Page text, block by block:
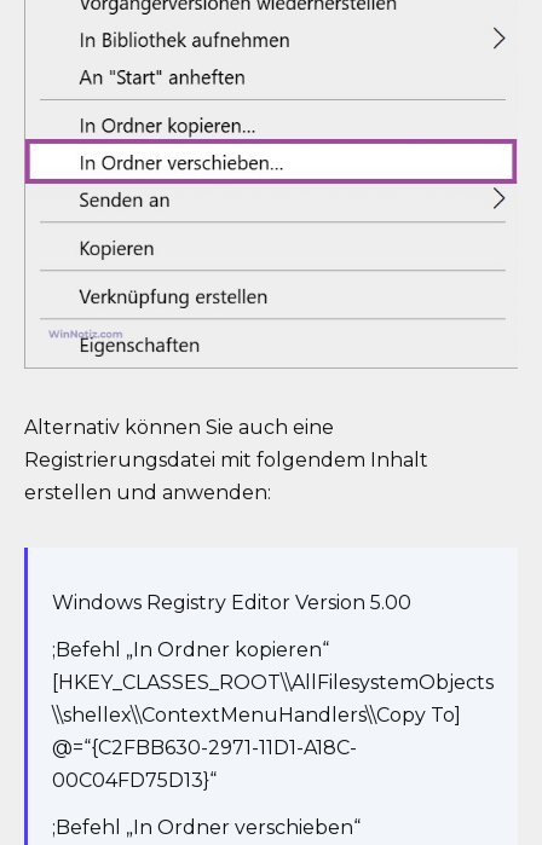
Alternativ können Sie auch eine
Registrierungsdatei mit folgendem Inhalt
erstellen und anwenden:
Windows Registry Editor Version 5.00
;Befehl „In Ordner kopieren“
[HKEY_CLASSES_ROOT\\AllFilesystemObjects
\\shellex\\ContextMenuHandlers\\Copy To]
@=“{C2FBB630-2971-11D1-A18C-
00C04FD75D13}“
;Befehl „In Ordner verschieben“